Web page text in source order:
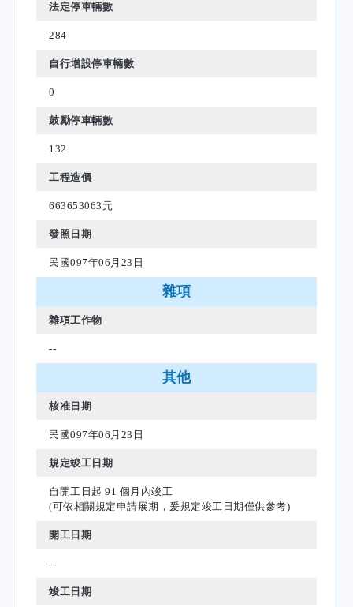
法定停車輛數
284
自行增設停車輛數
0
鼓勵停車輛數
132
工程造價
663653063元
發照日期
民國097年06月23日
雜項
雜項工作物
--
其他
核准日期
民國097年06月23日
規定竣工日期
自開工日起 91 個月內竣工
(可依相關規定申請展期，爰規定竣工日期僅供參考)
開工日期
--
竣工日期